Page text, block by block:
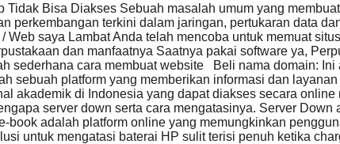
Tidak Bisa Diakses Sebuah masalah umum yang
perkembangan terkini dalam jaringan, pertukaran data
Web saya Lambat Anda telah mencoba untuk memuat
dan manfaatnya Saatnya pakai software ya,
sederhana cara membuat website Beli nama domain:
sebuah platform yang memberikan informasi dan
akademik di Indonesia yang dapat diakses secara
server down serta cara mengatasinya. Server
book adalah platform online yang memungkinkan
untuk mengatasi baterai HP sulit terisi penuh ketika